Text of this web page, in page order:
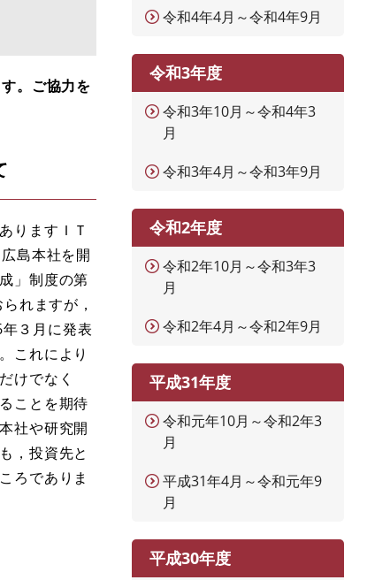
。ご協力を
りますＩＴ
島本社を開
」制度の第
れますが，
３月に発表
これにより
けでなく
ことを期待
社や研究開
，投資先と
ろでありま
令和4年4月～令和4年9月
令和3年度
令和3年10月～令和4年3
月
令和3年4月～令和3年9月
令和2年度
令和2年10月～令和3年3
月
令和2年4月～令和2年9月
平成31年度
令和元年10月～令和2年3
月
平成31年4月～令和元年9
月
平成30年度